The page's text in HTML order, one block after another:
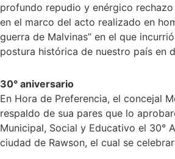
profundo repudio y enérgico
en el marco del acto realizado en
guerra de Malvinas” en el que
postura histórica de nuestro país en
30° aniversario
En Hora de Preferencia, el concejal
respaldo de sua pares que lo
Municipal, Social y Educativo el 30°
ciudad de Rawson, el cual se